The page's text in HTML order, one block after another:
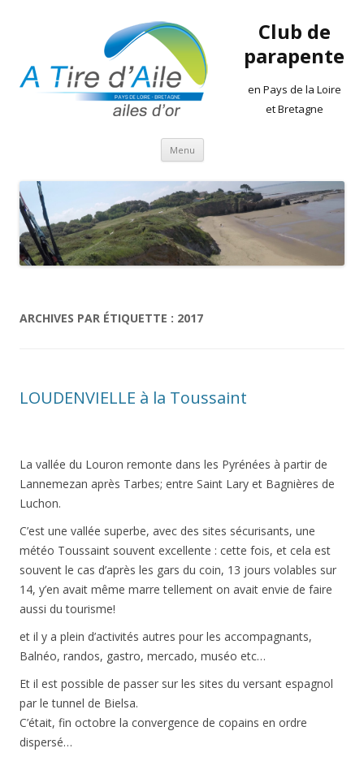
Club de
parapente
en Pays de la Loire
et Bretagne
Menu Aller
contenu
ARCHIVES PAR ÉTIQUETTE : 2017
LOUDENVIELLE à la Toussaint
La vallée du Louron remonte dans les Pyrénées à partir de
Lannemezan après Tarbes; entre Saint Lary et Bagnières de
Luchon.
C’est une vallée superbe, avec des sites sécurisants, une
météo Toussaint souvent excellente : cette fois, et cela est
souvent le cas d’après les gars du coin, 13 jours volables sur
14, y’en avait même marre tellement on avait envie de faire
aussi du tourisme!
et il y a plein d’activités autres pour les accompagnants,
Balnéo, randos, gastro, mercado, muséo etc…
Et il est possible de passer sur les sites du versant espagnol
par le tunnel de Bielsa.
C’était, fin octobre la convergence de copains en ordre
dispersé…